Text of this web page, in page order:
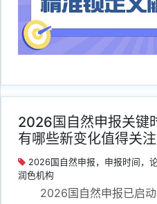
2026国自然申报关键
有哪些新变化值得关注
2026国自然申报，申报时间，
润色机构
2026国自然申报已启